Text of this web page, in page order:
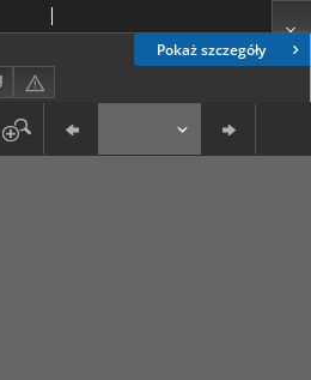
Pokaż szczegóły